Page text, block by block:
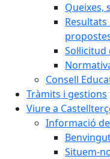
Queixes,
Consell
Tràmits i gestions
Viure a
Informació
Situem-